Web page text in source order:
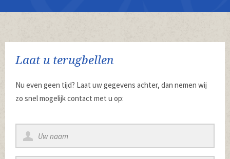
Laat u terugbellen
Nu even geen tijd? Laat uw gegevens achter, dan nemen wij
zo snel mogelijk contact met u op: